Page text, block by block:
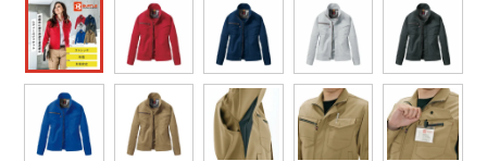
安全保護具
レインウェア・カッパ
ヤッケ
作業用ポロシャツランキング
作業用手袋ランキング
レインウェアランキング
GUSH FORCE CUP
GDジャパン カーシーカシマ
シンメン 日進ゴム
運送・倉庫作業服
清掃・ビルメンテ作業服
夜間・高視認性安全服